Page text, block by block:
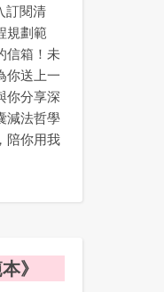
訂閱清
規劃範
信箱！未
你送上一
你分享深
減法哲學
陪你用我
》